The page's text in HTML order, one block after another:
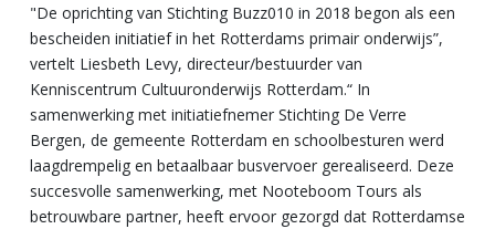
"De oprichting van Stichting Buzz010 in 2018 begon als een
bescheiden initiatief in het Rotterdams primair onderwijs”,
vertelt Liesbeth Levy, directeur/bestuurder van
Kenniscentrum Cultuuronderwijs Rotterdam.“ In
samenwerking met initiatiefnemer Stichting De Verre
Bergen, de gemeente Rotterdam en schoolbesturen werd
laagdrempelig en betaalbaar busvervoer gerealiseerd. Deze
succesvolle samenwerking, met Nooteboom Tours als
betrouwbare partner, heeft ervoor gezorgd dat Rotterdamse